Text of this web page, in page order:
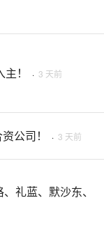
！ · 3 天前
公司！ · 3 天前
礼蓝、默沙东、